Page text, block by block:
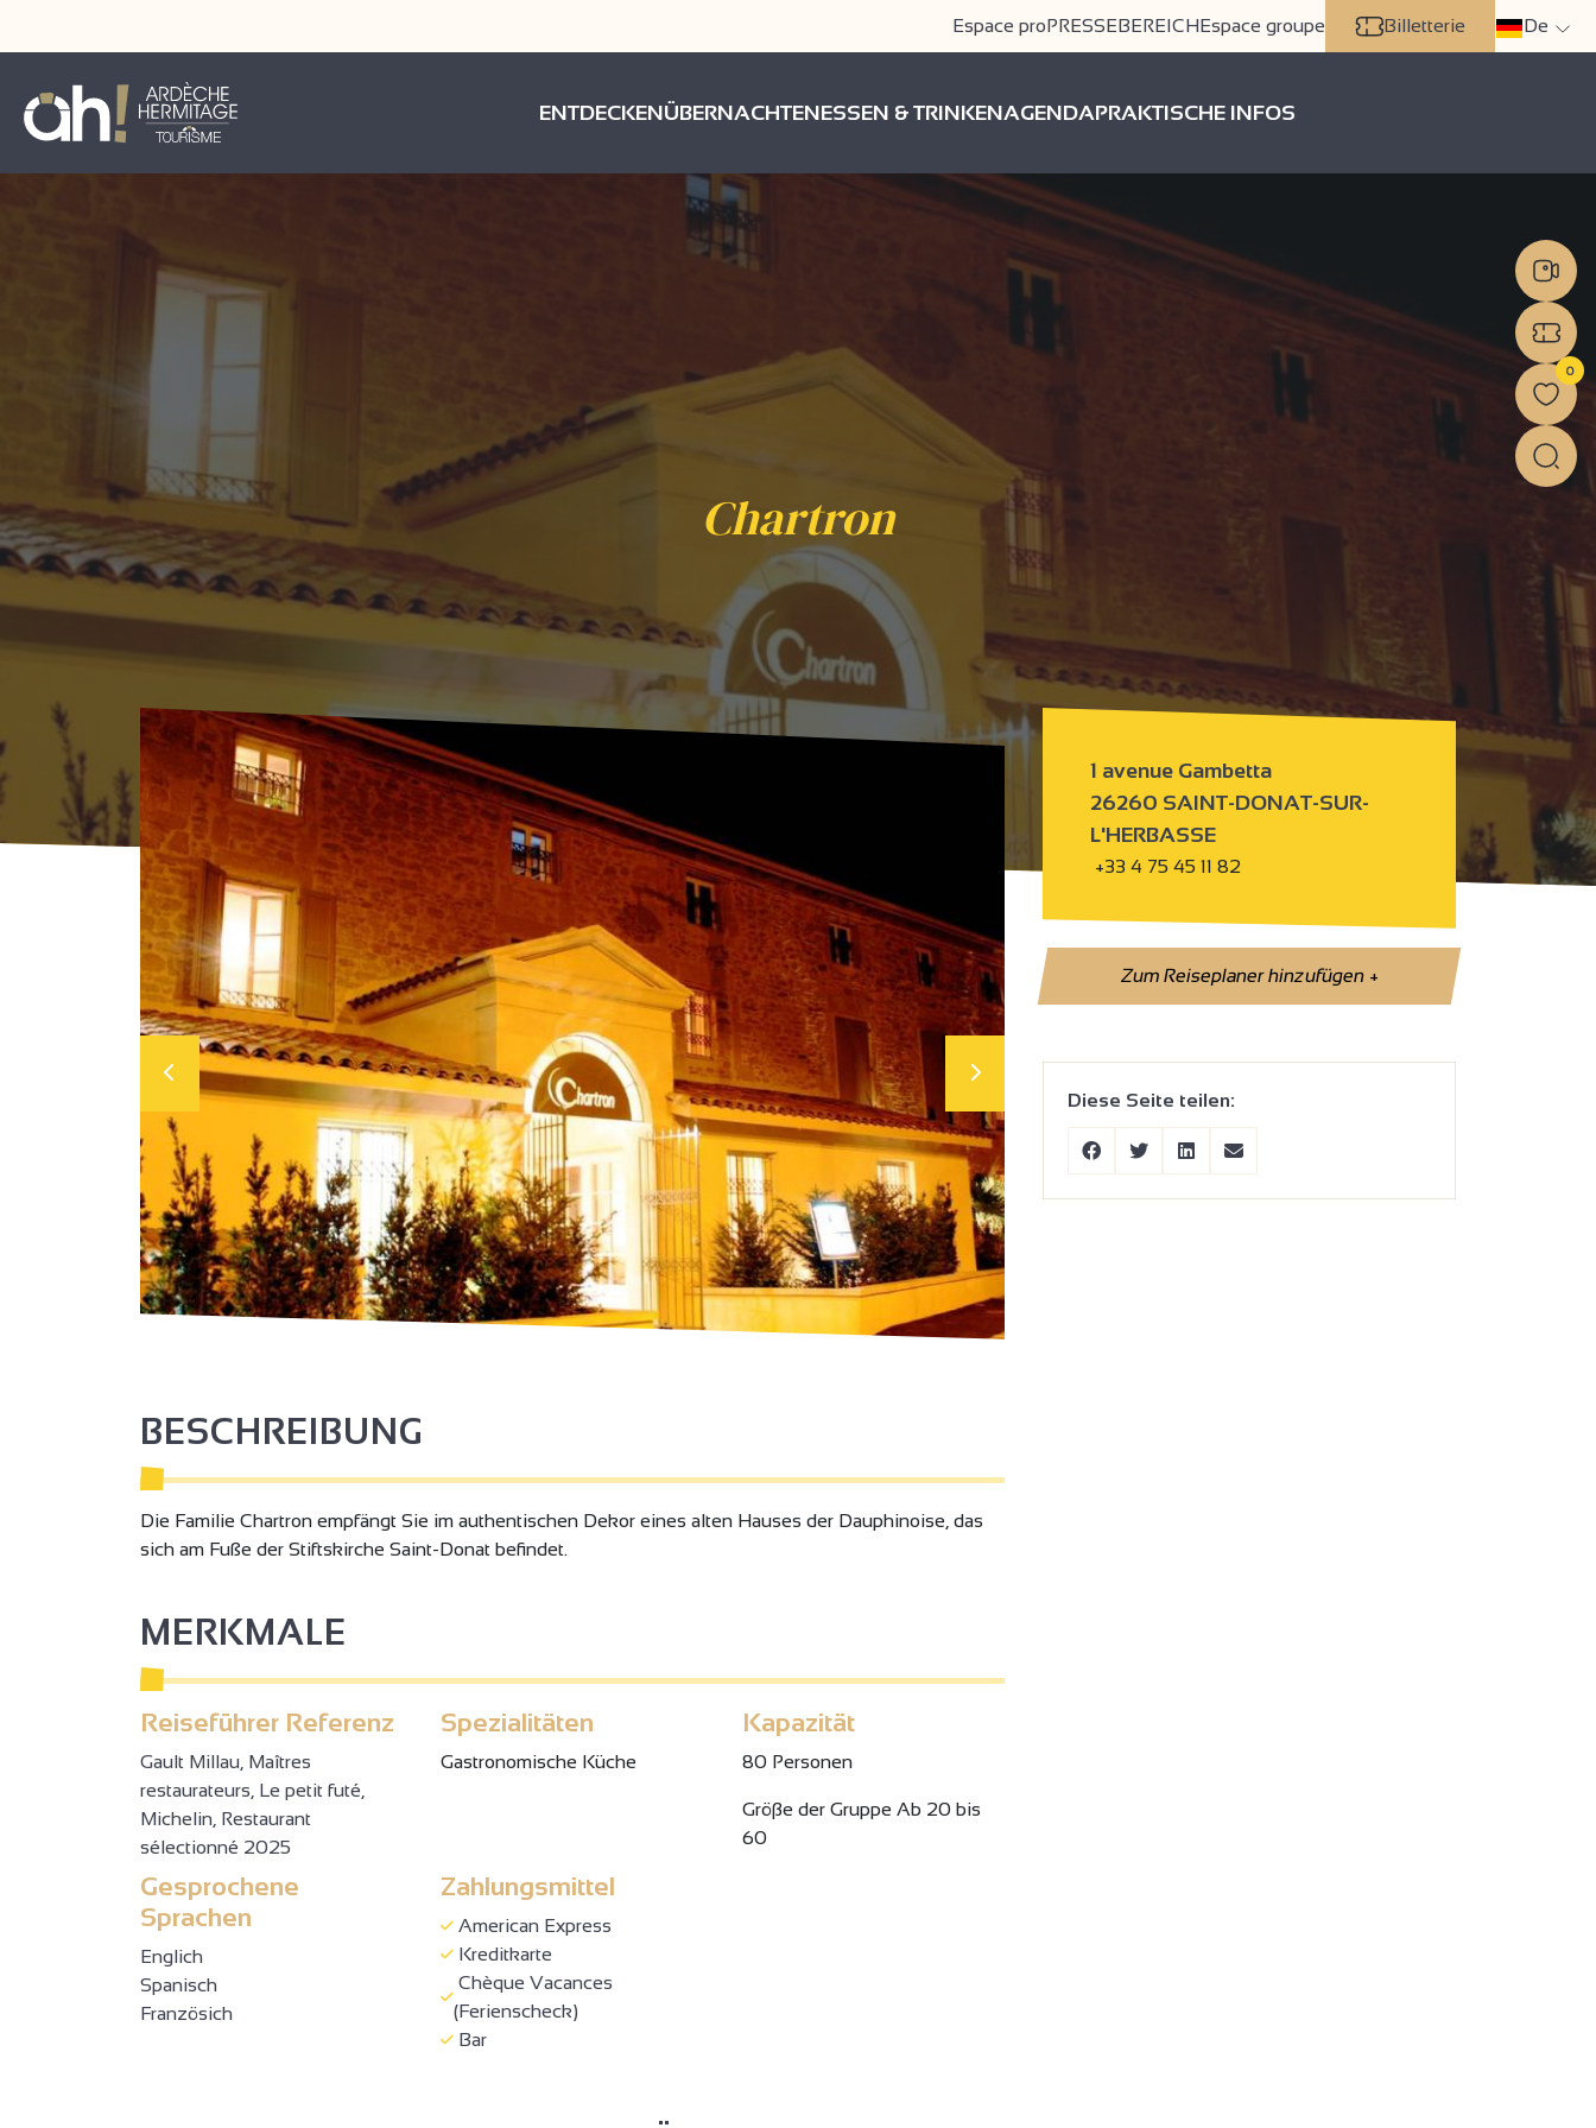
Espace proPRESSEBEREICHEspace groupe Billetterie De
ENTDECKENÜBERNACHTENESSEN & TRINKENAGENDAPRAKTISCHE INFOS
Chartron
1 avenue Gambetta
26260 SAINT-DONAT-SUR-
L'HERBASSE
+33 4 75 45 11 82
Zum Reiseplaner hinzufügen+
Diese Seite teilen:
BESCHREIBUNG
Die Familie Chartron empfängt Sie im authentischen Dekor eines alten Hauses der Dauphinoise, das
sich am Fuße der Stiftskirche Saint-Donat befindet.
MERKMALE
Reiseführer Referenz
Gault Millau, Maîtres
restaurateurs, Le petit futé,
Michelin, Restaurant
sélectionné 2025
Spezialitäten
Gastronomische Küche
Kapazität
80 Personen
Gröβe der Gruppe Ab 20 bis
60
Gesprochene
Sprachen
Englich
Spanisch
Französich
Zahlungsmittel
American Express
Kreditkarte
Chèque Vacances
(Ferienscheck)
Bar
0